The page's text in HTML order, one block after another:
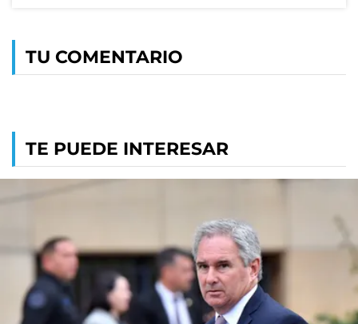
TU COMENTARIO
TE PUEDE INTERESAR